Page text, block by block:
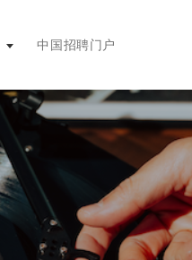
中国招聘门户